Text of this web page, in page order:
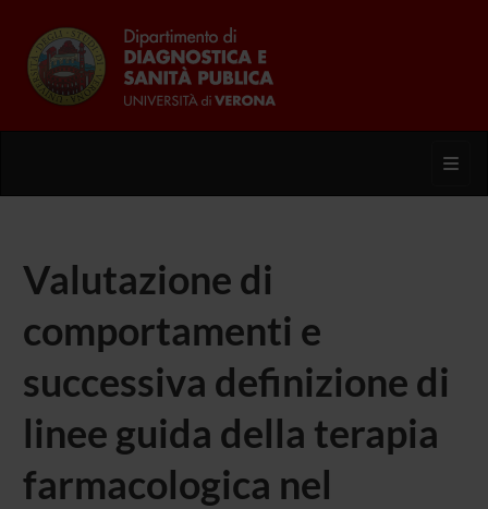
Valutazione di
comportamenti e
successiva definizione di
linee guida della terapia
farmacologica nel